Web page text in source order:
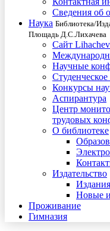
Сведения об
Наука Библиотека/
Площадь Д.С.Лихачева
Сайт
Научные
Конкурсы
Аспирантура
Центр
трудовых
О библиотеке
Издательство
Новые
Проживание
Гимназия